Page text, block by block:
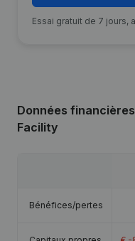
Essai gratuit de 7 jours,
Données financières
Facility
Bénéfices/pertes